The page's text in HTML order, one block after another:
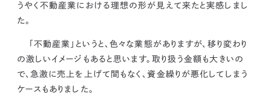
シー
うやく不動産業における理想の形が見えて来たと実感しまし
た。
「不動産業」というと、色々な業態がありますが、移り変わり
の激しいイメージもあると思います。取り扱う金額も大きいの
で、急激に売上を上げて間もなく、資金繰りが悪化してしまう
ケースもありました。